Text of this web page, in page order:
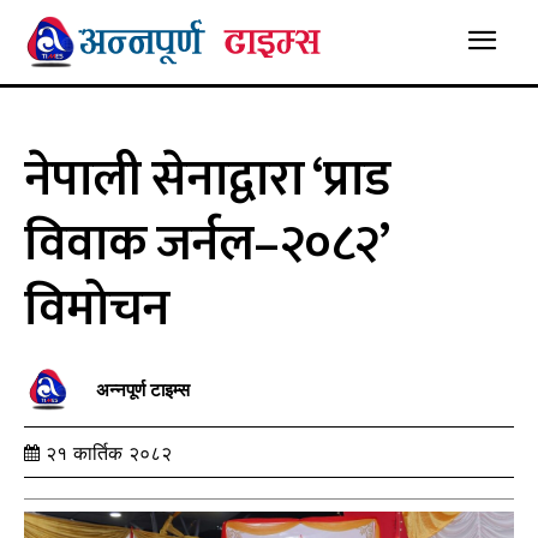
नेपाली सेनाद्वारा ‘प्राड
विवाक जर्नल–२०८२’
विमोचन
अन्नपूर्ण टाइम्स
२१ कार्तिक २०८२